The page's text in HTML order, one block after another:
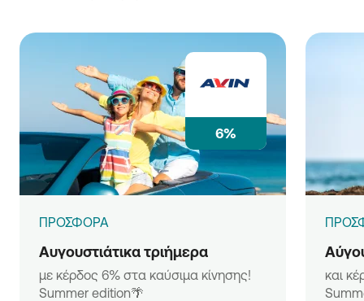
6%
ΠΡΟΣΦΟΡΑ
Αυγουστιάτικα τριήμερα
με κέρδος 6% στα καύσιμα κίνησης!
Summer edition🌴
και